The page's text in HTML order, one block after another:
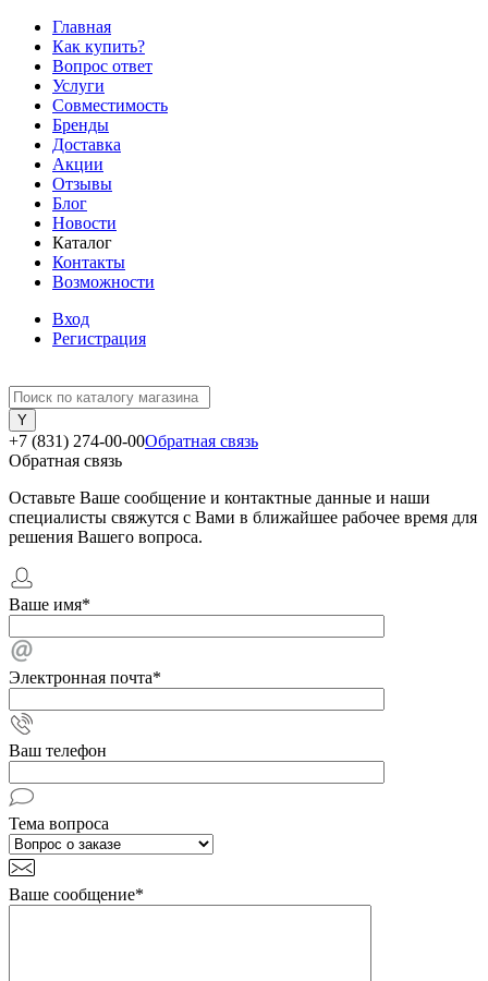
Главная
Как купить?
Вопрос ответ
Услуги
Совместимость
Бренды
Доставка
Акции
Отзывы
Блог
Новости
Каталог
Контакты
Возможности
Вход
Регистрация
+7 (831) 274-00-00Обратная связь
Обратная связь
Оставьте Ваше сообщение и контактные данные и наши
специалисты свяжутся с Вами в ближайшее рабочее время для
решения Вашего вопроса.
Ваше имя*
Электронная почта*
Ваш телефон
Тема вопроса
Ваше сообщение*